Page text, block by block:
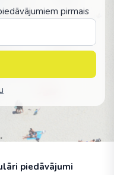
pirmais
piedāvājumi